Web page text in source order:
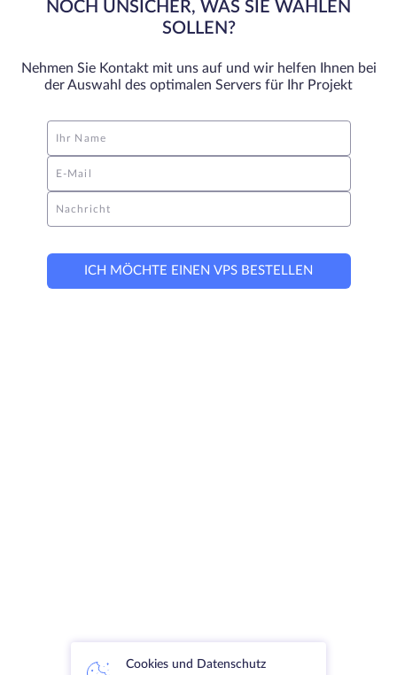
Wenn Sie sich für diese Art von Hosting-Lösung entscheiden,
einwandfrei funktioniert. Der dedizierte Server in Deutschland ist
eine großartige Option wegen des Supports, der
Zuverlässigkeit, der Sicherheit und der günstigen Preise.
NOCH UNSICHER, WAS SIE WÄHLEN
SOLLEN?
Nehmen Sie Kontakt mit uns auf und wir helfen Ihnen bei
der Auswahl des optimalen Servers für Ihr Projekt
Ihr Name
E-Mail
Nachricht
ICH MÖCHTE EINEN VPS BESTELLEN
Cookies und Datenschutz